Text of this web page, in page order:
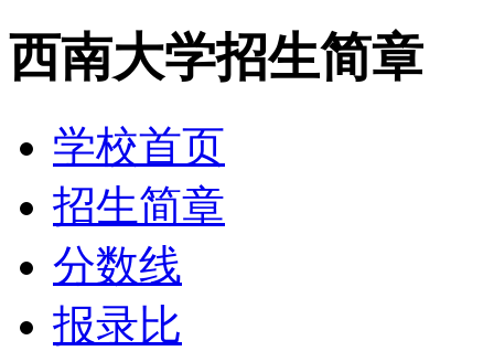
西南大学招生简章
学校首页
招生简章
分数线
报录比